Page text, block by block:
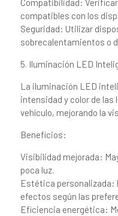
Compatibilidad:
compatibles con los
Seguridad: Utilizar
sobrecalentamientos o
5. Iluminación LED
La iluminación LED
intensidad y color de
vehículo, mejorando la
Beneficios:
Visibilidad mejorada:
poca luz.
Estética personalizada:
efectos según las
Eficiencia energética: